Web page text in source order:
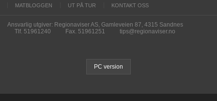
MATBLOGGEN
UT PÅ TUR KONTAKT OSS
Ansvarlig utgiver: Regionaviser AS, Gamleveien 87, 4315 Sandnes
Tlf. 51961240
Fax. 51961251 tips@regionaviser.no
PC version